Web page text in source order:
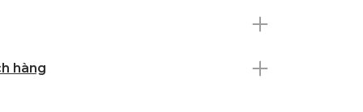
hàng